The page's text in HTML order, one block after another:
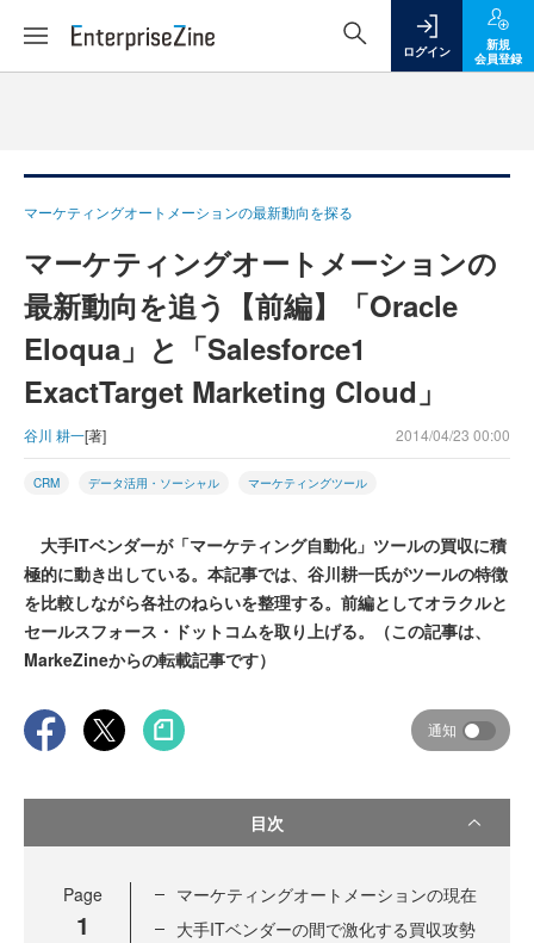
ログイン
新規
会員登録
マーケティングオートメーションの最新動向を探る
マーケティングオートメーションの
最新動向を追う【前編】「Oracle
Eloqua」と「Salesforce1
ExactTarget Marketing Cloud」
谷川 耕一[著] 2014/04/23 00:00
CRM データ活用・ソーシャル マーケティングツール
大手ITベンダーが「マーケティング自動化」ツールの買収に積
極的に動き出している。本記事では、谷川耕一氏がツールの特徴
を比較しながら各社のねらいを整理する。前編としてオラクルと
セールスフォース・ドットコムを取り上げる。（この記事は、
MarkeZineからの転載記事です）
通知
目次
Page
1
マーケティングオートメーションの現在
大手ITベンダーの間で激化する買収攻勢